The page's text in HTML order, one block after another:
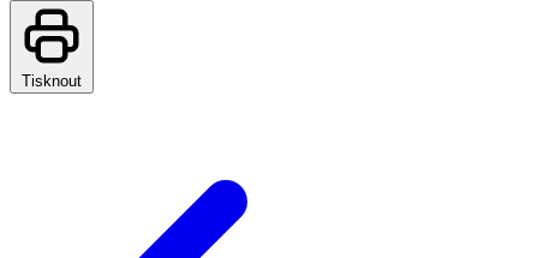
Tisknout